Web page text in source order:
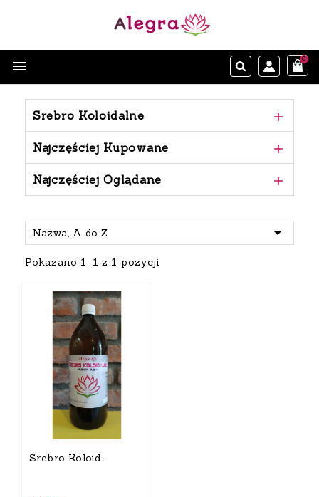
 0
Srebro Koloidalne 
Najczęściej Kupowane 
Najczęściej Oglądane 
Nazwa, A do Z 
Pokazano 1-1 z 1 pozycji
Srebro Koloidalne Alegra Jony AG+ 500 Ml